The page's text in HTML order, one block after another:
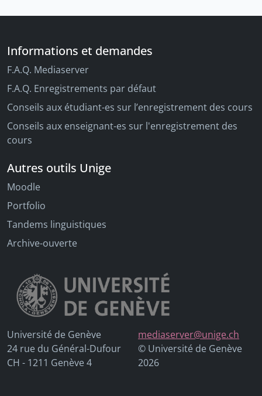
Informations et demandes
F.A.Q. Mediaserver
F.A.Q. Enregistrements par défaut
Conseils aux étudiant-es sur l’enregistrement des cours
Conseils aux enseignant-es sur l'enregistrement des
cours
Autres outils Unige
Moodle
Portfolio
Tandems linguistiques
Archive-ouverte
Université de Genève
24 rue du Général-Dufour
CH - 1211 Genève 4
mediaserver@unige.ch
© Université de Genève
2026